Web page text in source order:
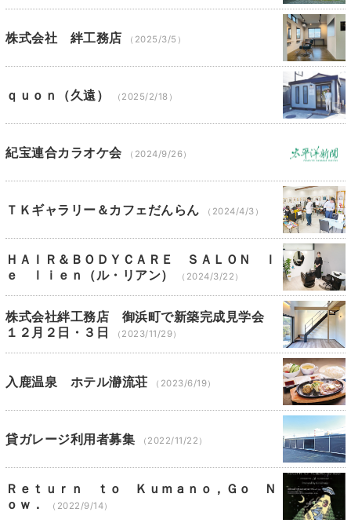
株式会社 絆工務店 （2025/3/5）
ｑｕｏｎ（久遠） （2025/2/18）
紀宝連合カラオケ会 （2024/9/26）
ＴＫギャラリー＆カフェだんらん （2024/4/3）
ＨＡＩＲ＆ＢＯＤＹＣＡＲＥ ＳＡＬＯＮ ｌ
ｅ ｌｉｅｎ（ル・リアン）
（2024/3/22）
株式会社絆工務店 御浜町で新築完成見学会
１２月２日・３日
（2023/11/29）
入鹿温泉 ホテル瀞流荘 （2023/6/19）
貸ガレージ利用者募集 （2022/11/22）
Ｒｅｔｕｒｎ ｔｏ Ｋｕｍａｎｏ，Ｇｏ Ｎ
ｏｗ．
（2022/9/14）